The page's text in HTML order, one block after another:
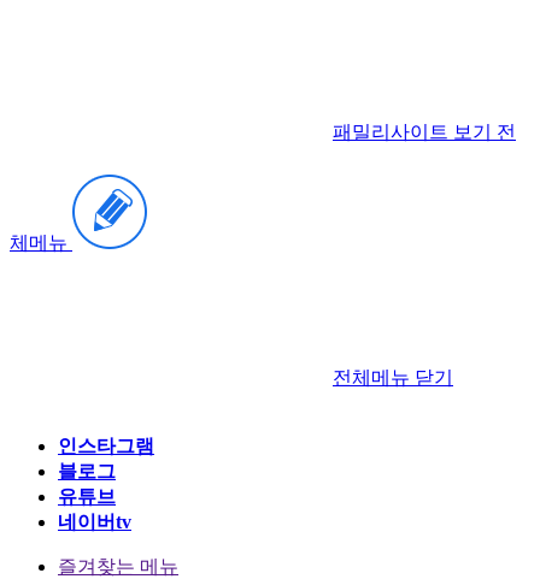
패밀리사이트 보기 전
체메뉴
전체메뉴 닫기
인스타그램
블로그
유튜브
네이버tv
즐겨찾는 메뉴